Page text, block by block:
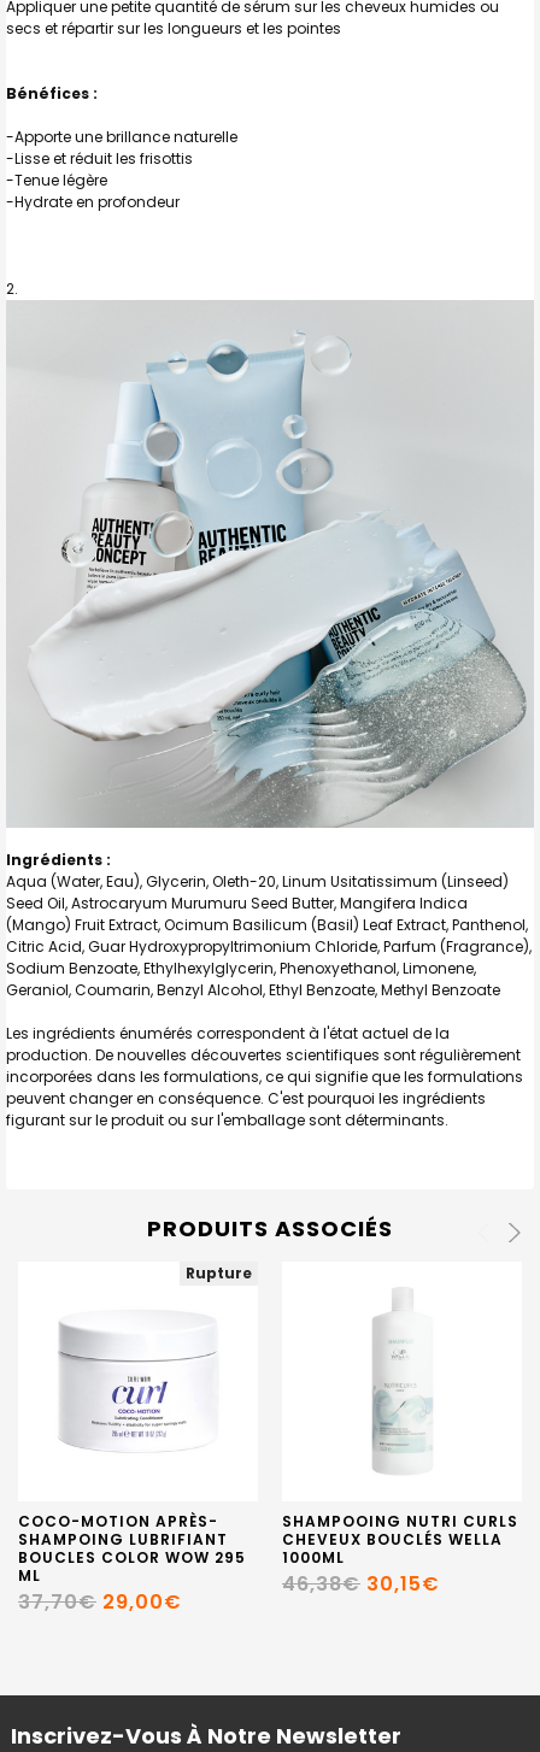
Appliquer une petite quantité de sérum sur les cheveux humides ou
secs et répartir sur les longueurs et les pointes
Bénéfices :
-Apporte une brillance naturelle
-Lisse et réduit les frisottis
-Tenue légère
-Hydrate en profondeur
Ingrédients :
Aqua (Water, Eau), Glycerin, Oleth-20, Linum Usitatissimum (Linseed)
Seed Oil, Astrocaryum Murumuru Seed Butter, Mangifera Indica
(Mango) Fruit Extract, Ocimum Basilicum (Basil) Leaf Extract, Panthenol,
Citric Acid, Guar Hydroxypropyltrimonium Chloride, Parfum (Fragrance),
Sodium Benzoate, Ethylhexylglycerin, Phenoxyethanol, Limonene,
Geraniol, Coumarin, Benzyl Alcohol, Ethyl Benzoate, Methyl Benzoate
Les ingrédients énumérés correspondent à l'état actuel de la
production. De nouvelles découvertes scientifiques sont régulièrement
incorporées dans les formulations, ce qui signifie que les formulations
peuvent changer en conséquence. C'est pourquoi les ingrédients
figurant sur le produit ou sur l'emballage sont déterminants.
PRODUITS ASSOCIÉS
Rupture
COCO-MOTION APRÈS-
SHAMPOING LUBRIFIANT
BOUCLES COLOR WOW 295
ML
37,70€ 29,00€
SHAMPOOING NUTRI CURLS
CHEVEUX BOUCLÉS WELLA
1000ML
46,38€ 30,15€
Inscrivez-Vous À Notre Newsletter